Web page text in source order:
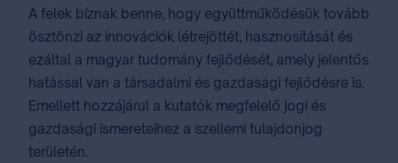
A felek bíznak benne, hogy együttműködésük tovább
ösztönzi az innovációk létrejöttét, hasznosítását és
ezáltal a magyar tudomány fejlődését, amely jelentős
hatással van a társadalmi és gazdasági fejlődésre is.
Emellett hozzájárul a kutatók megfelelő jogi és
gazdasági ismereteihez a szellemi tulajdonjog
területén.